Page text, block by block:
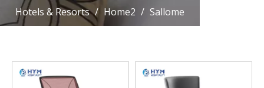
Hotels & Resorts / Home2 / Sallome